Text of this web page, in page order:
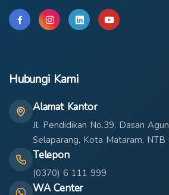
Hubungi Kami
Alamat Kantor
Jl. Pendidikan No.39, Dasan
Selaparang, Kota Mataram, NTB
Telepon
(0370) 6 111 999
WA Center